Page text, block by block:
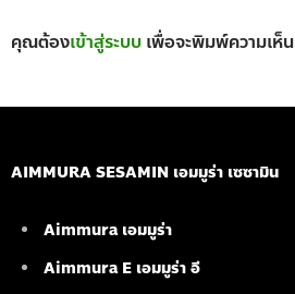
คุณต้องเข้าสู่ระบบ เพื่อจะพิมพ์ความเห็น
AIMMURA SESAMIN เอมมูร่า เซซามิน
Aimmura เอมมูร่า
Aimmura E เอมมูร่า อี